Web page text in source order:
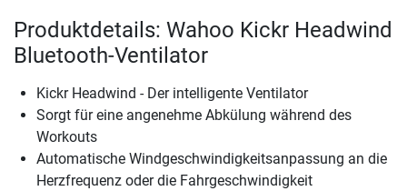
Produktdetails: Wahoo Kickr Headwind
Bluetooth-Ventilator
Kickr Headwind - Der intelligente Ventilator
Sorgt für eine angenehme Abkülung während des
Workouts
Automatische Windgeschwindigkeitsanpassung an die
Herzfrequenz oder die Fahrgeschwindigkeit